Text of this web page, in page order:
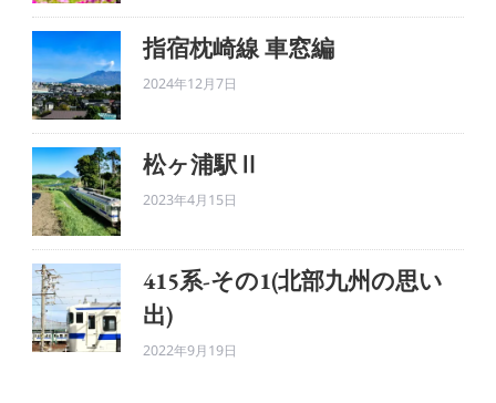
指宿枕崎線 車窓編
2024年12月7日
松ヶ浦駅Ⅱ
2023年4月15日
415系-その1(北部九州の思い
出)
2022年9月19日